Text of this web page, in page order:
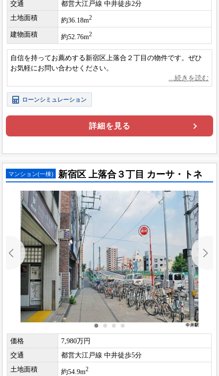
交通
都営大江戸線 中井徒歩2分
土地面積
約36.18m2
建物面積 約52.76m2
自信を持ってお薦めする新宿区上落合２丁目の物件です。ぜひ
お気軽にお問い合わせください。
ローンシミュレーション
詳細を見る
マンション(一棟) 新宿区 上落合３丁目 カーサ・トネ
価格
7,980万円
交通
都営大江戸線 中井徒歩5分
土地面積
約54.9m2